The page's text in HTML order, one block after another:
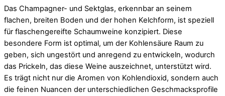
Das Champagner- und Sektglas, erkennbar an seinem
flachen, breiten Boden und der hohen Kelchform, ist speziell
für flaschengereifte Schaumweine konzipiert. Diese
besondere Form ist optimal, um der Kohlensäure Raum zu
geben, sich ungestört und anregend zu entwickeln, wodurch
das Prickeln, das diese Weine auszeichnet, unterstützt wird.
Es trägt nicht nur die Aromen von Kohlendioxid, sondern auch
die feinen Nuancen der unterschiedlichen Geschmacksprofile